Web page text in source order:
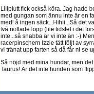
Lillplutt fick också köra. Jag hade
med gungan som ännu inte är en
med! å ingen säck...Hihii...Så det
två nollade lopp (lite tidsfel i det
inte...så snabba är vi inte än :-)
racerpinschern Izzie tätt följt av
vi tränat upp farten så då får ni se
Så nöjd med mina hundar, men
Taurus! Är det inte hunden som